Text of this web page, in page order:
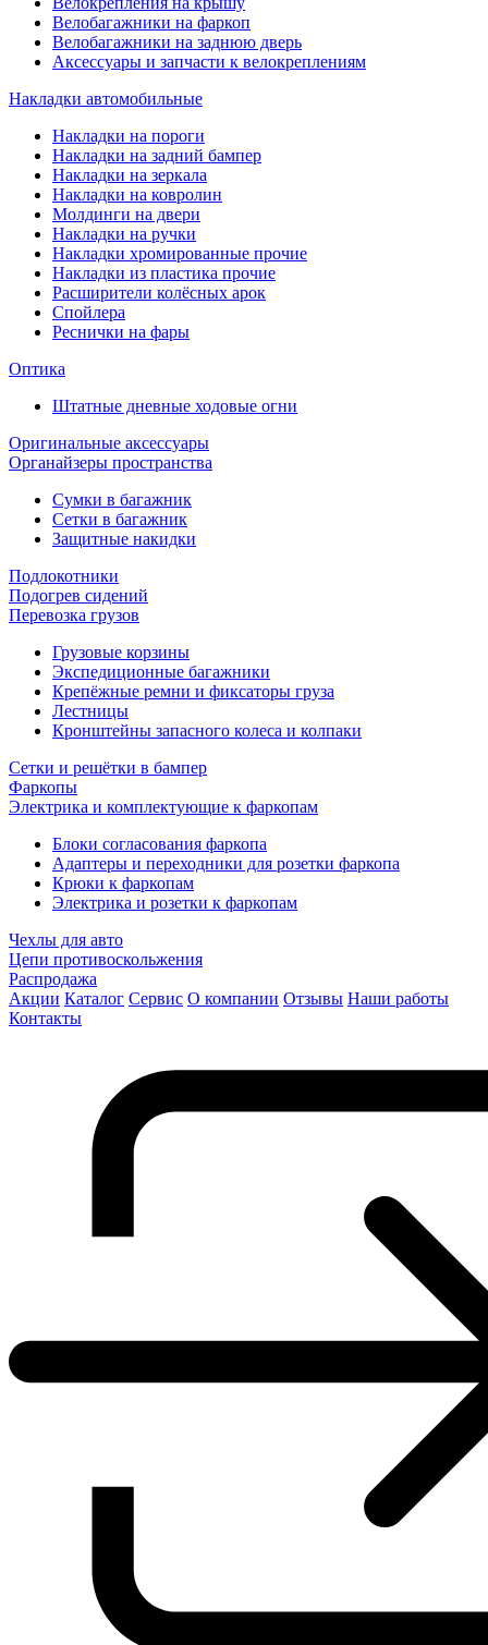
Велобагажники на фаркоп
Велобагажники на заднюю дверь
Аксессуары и запчасти к велокреплениям
Накладки автомобильные
Накладки на пороги
Накладки на задний бампер
Накладки на зеркала
Накладки на ковролин
Молдинги на двери
Накладки на ручки
Накладки хромированные прочие
Накладки из пластика прочие
Расширители колёсных арок
Спойлера
Реснички на фары
Оптика
Штатные дневные ходовые огни
Оригинальные аксессуары
Органайзеры пространства
Сумки в багажник
Сетки в багажник
Защитные накидки
Подлокотники
Подогрев сидений
Перевозка грузов
Грузовые корзины
Экспедиционные багажники
Крепёжные ремни и фиксаторы груза
Лестницы
Кронштейны запасного колеса и колпаки
Сетки и решётки в бампер
Фаркопы
Электрика и комплектующие к фаркопам
Блоки согласования фаркопа
Адаптеры и переходники для розетки фаркопа
Крюки к фаркопам
Электрика и розетки к фаркопам
Чехлы для авто
Цепи противоскольжения
Распродажа
Акции Каталог Сервис О компании Отзывы Наши работы
Контакты